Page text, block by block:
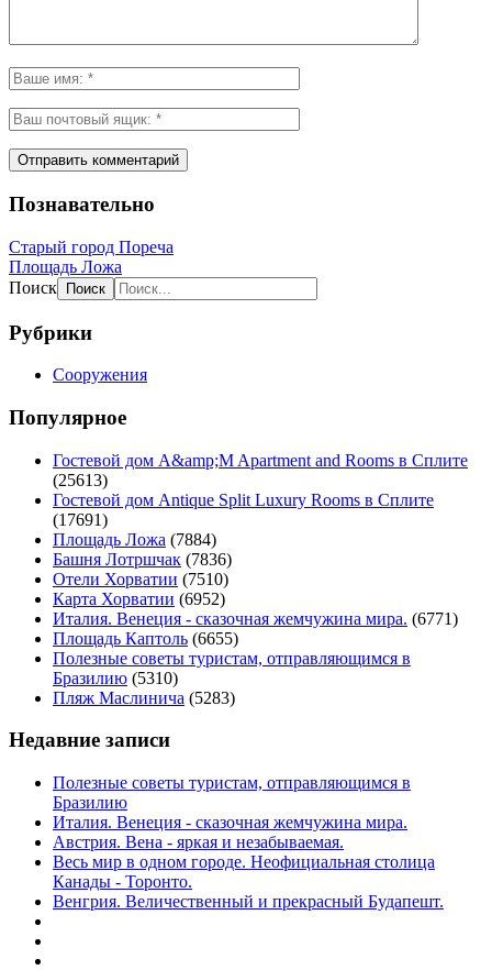
Познавательно
Старый город Пореча
Площадь Ложа
Поиск
Рубрики
Сооружения
Популярное
Гостевой дом A&amp;M Apartment and Rooms в Сплите
(25613)
Гостевой дом Antique Split Luxury Rooms в Сплите
(17691)
Площадь Ложа (7884)
Башня Лотршчак (7836)
Отели Хорватии (7510)
Карта Хорватии (6952)
Италия. Венеция - сказочная жемчужина мира. (6771)
Площадь Каптоль (6655)
Полезные советы туристам, отправляющимся в
Бразилию (5310)
Пляж Маслинича (5283)
Недавние записи
Полезные советы туристам, отправляющимся в
Бразилию
Италия. Венеция - сказочная жемчужина мира.
Австрия. Вена - яркая и незабываемая.
Весь мир в одном городе. Неофициальная столица
Канады - Торонто.
Венгрия. Величественный и прекрасный Будапешт.